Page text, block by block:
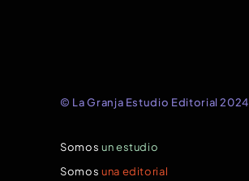
© La Granja Estudio Editorial 2024
Somos un estudio
Somos una editorial